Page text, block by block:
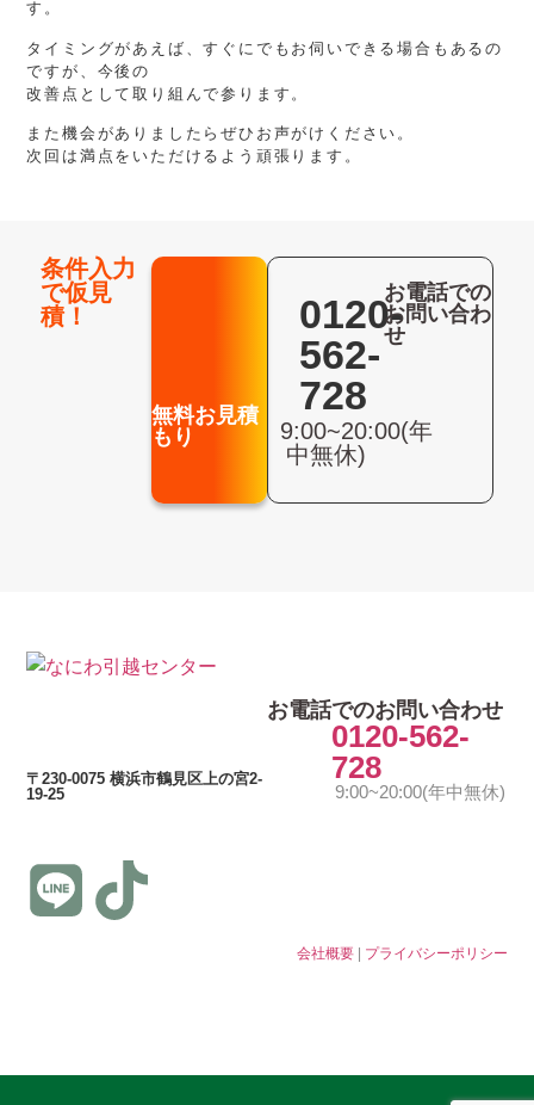
す。
タイミングがあえば、すぐにでもお伺いできる場合もあるの
ですが、今後の
改善点として取り組んで参ります。
また機会がありましたらぜひお声がけください。
次回は満点をいただけるよう頑張ります。
条件入力
で仮見
積！
無料お見積
もり
0120-
562-
728
9:00~20:00(年
中無休)
お電話での
お問い合わ
せ
〒230-0075 横浜市鶴見区上の宮2-
19-25
お電話でのお問い合わせ
0120-562-
728
9:00~20:00(年中無休)
会社概要| プライバシーポリシー